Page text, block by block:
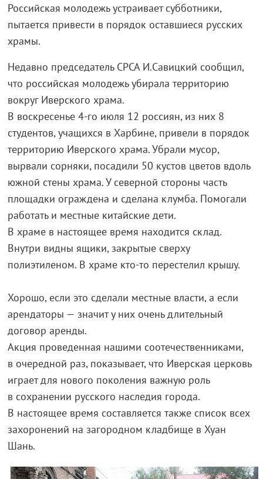
Российская молодежь устраивает субботники,
пытается привести в порядок оставшиеся русских
храмы.
Недавно председатель СРСА И.Савицкий сообщил,
что российская молодежь убирала территорию
вокруг Иверского храма.
В воскресенье 4-го июля 12 россиян, из них 8
студентов, учащихся в Харбине, привели в порядок
территорию Иверского храма. Убрали мусор,
вырвали сорняки, посадили 50 кустов цветов вдоль
южной стены храма. У северной стороны часть
площадки ограждена и сделана клумба. Помогали
работать и местные китайские дети.
В храме в настоящее время находится склад.
Внутри видны ящики, закрытые сверху
полиэтиленом. В храме кто-то перестелил крышу.
Хорошо, если это сделали местные власти, а если
арендаторы — значит у них очень длительный
договор аренды.
Акция проведенная нашими соотечественниками,
в очередной раз, показывает, что Иверская церковь
играет для нового поколения важную роль
в сохранении русского наследия города.
В настоящее время составляется также список всех
захоронений на загородном кладбище в Хуан
Шань.